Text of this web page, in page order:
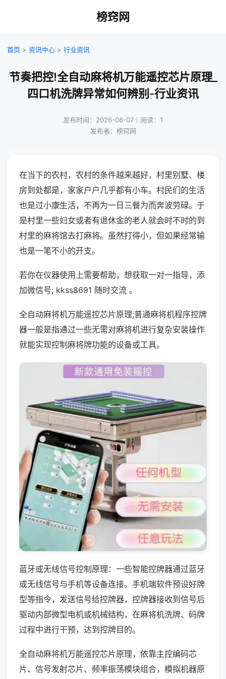
榜窍网
首页 > 资讯中心 > 行业资讯
节奏把控!全自动麻将机万能遥控芯片原理_
四口机洗牌异常如何辨别-行业资讯
发布时间：2026-08-07｜阅读：1
发布者：榜窍网
在当下的农村，农村的条件越来越好，村里别墅、楼
房到处都是，家家户户几乎都有小车。村民们的生活
也是过小康生活，不再为一日三餐为而奔波劳碌。于
是村里一些妇女或者有退休金的老人就会时不时的到
村里的麻将馆去打麻将。虽然打得小，但如果经常输
也是一笔不小的开支。
若你在仪器使用上需要帮助，想获取一对一指导，添
加微信号; kkss8691 随时交流 。
全自动麻将机万能遥控芯片原理;普通麻将机程序控牌
器一般是指通过一些无需对麻将机进行复杂安装操作
就能实现控制麻将牌功能的设备或工具。
蓝牙或无线信号控制原理：一些智能控牌器通过蓝牙
或无线信号与手机等设备连接。手机端软件预设好牌
型等指令，发送信号给控牌器，控牌器接收到信号后
驱动内部微型电机或机械结构，在麻将机洗牌、码牌
过程中进行干预，达到控牌目的。
全自动麻将机万能遥控芯片原理，依靠主控编码芯
片、信号发射芯片、频率振荡模块组合，模拟机器原